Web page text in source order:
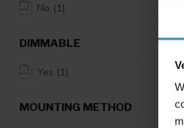
No (1)
DIMMABLE
Yes (1)
MOUNTING METHOD